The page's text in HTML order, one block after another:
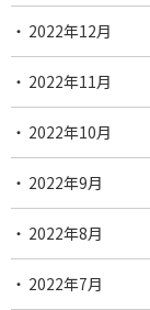
2022年12月
2022年11月
2022年10月
2022年9月
2022年8月
2022年7月